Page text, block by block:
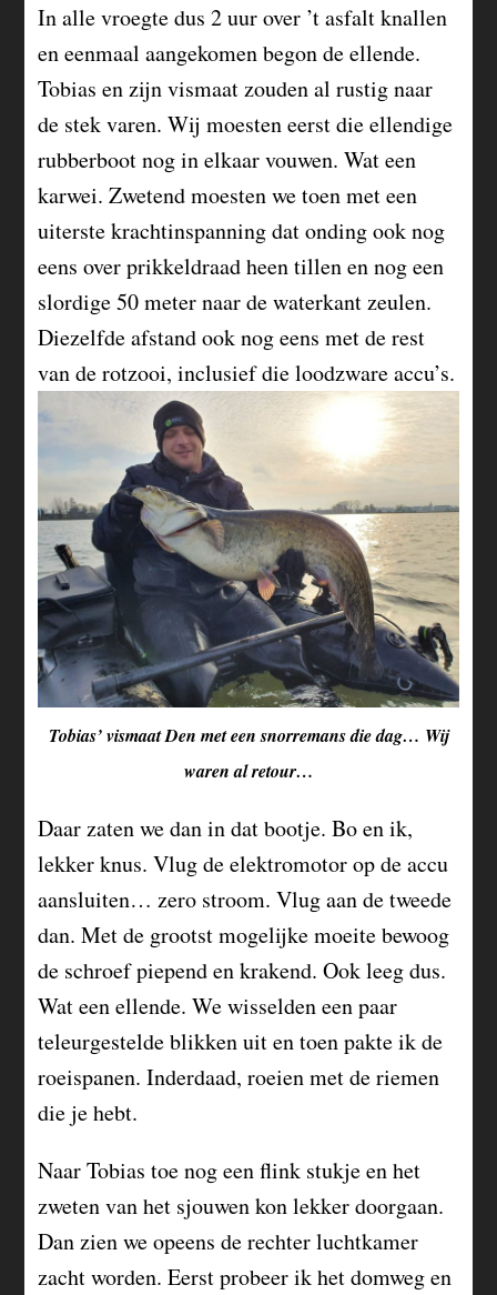
In alle vroegte dus 2 uur over ’t asfalt knallen
en eenmaal aangekomen begon de ellende.
Tobias en zijn vismaat zouden al rustig naar
de stek varen. Wij moesten eerst die ellendige
rubberboot nog in elkaar vouwen. Wat een
karwei. Zwetend moesten we toen met een
uiterste krachtinspanning dat onding ook nog
eens over prikkeldraad heen tillen en nog een
slordige 50 meter naar de waterkant zeulen.
Diezelfde afstand ook nog eens met de rest
van de rotzooi, inclusief die loodzware accu’s.
Tobias’ vismaat Den met een snorremans die dag… Wij
waren al retour…
Daar zaten we dan in dat bootje. Bo en ik,
lekker knus. Vlug de elektromotor op de accu
aansluiten… zero stroom. Vlug aan de tweede
dan. Met de grootst mogelijke moeite bewoog
de schroef piepend en krakend. Ook leeg dus.
Wat een ellende. We wisselden een paar
teleurgestelde blikken uit en toen pakte ik de
roeispanen. Inderdaad, roeien met de riemen
die je hebt.
Naar Tobias toe nog een flink stukje en het
zweten van het sjouwen kon lekker doorgaan.
Dan zien we opeens de rechter luchtkamer
zacht worden. Eerst probeer ik het domweg en